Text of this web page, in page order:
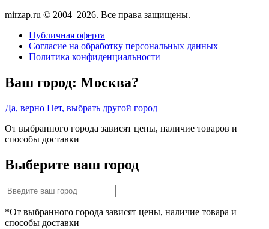
mirzap.ru © 2004–2026. Все права защищены.
Публичная оферта
Согласие на обработку персональных данных
Политика конфиденциальности
Ваш город: Москва?
Да, верно Нет, выбрать другой город
От выбранного города зависят цены, наличие товаров и
способы доставки
Выберите ваш город
*От выбранного города зависят цены, наличие товара и
способы доставки